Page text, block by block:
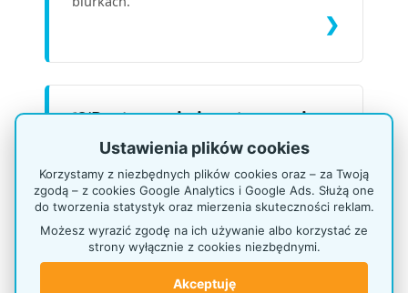
❯
🍽️Restauracje i gastronomia
Apetyczna prezentacja menu, promocji
dnia i ofert sezonowych. Zestawienie
najlepszych potykaczy przed wejście do
lokalu, eleganckich stojaków na stoliki
(płatowniki, karty deserów) oraz
ściennych tablic informacyjnych
budujących unikalny klimat.
Ustawienia plików cookies
Korzystamy z niezbędnych plików cookies oraz – za Twoją
zgodą – z cookies Google Analytics i Google Ads. Służą one
do tworzenia statystyk oraz mierzenia skuteczności reklam.
Możesz wyrazić zgodę na ich używanie albo korzystać ze
strony wyłącznie z cookies niezbędnymi.
Akceptuję